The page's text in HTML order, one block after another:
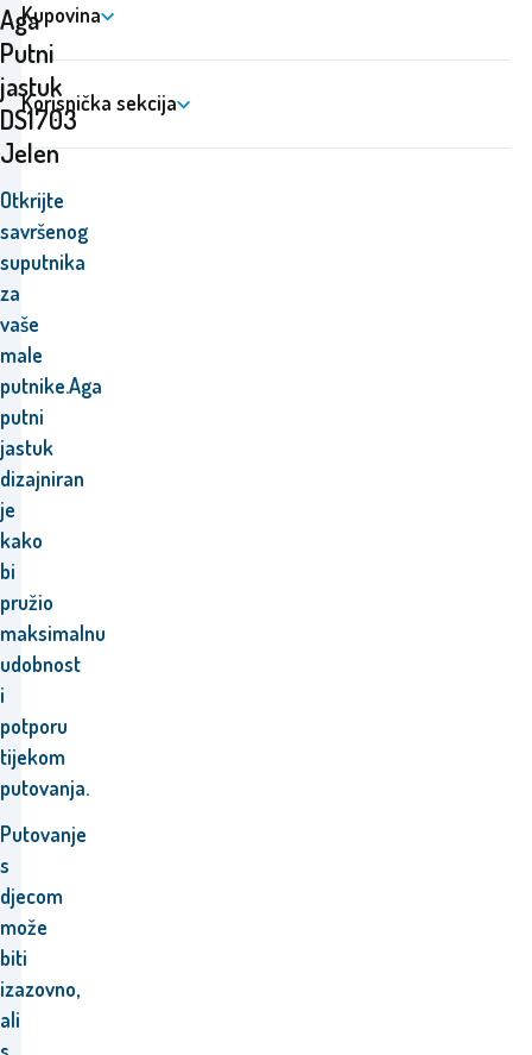
Aga
Putni
jastuk
DS1703
Jelen
Otkrijte
savršenog
suputnika
za
vaše
male
putnike.Aga
putni
jastuk
dizajniran
je
kako
bi
pružio
maksimalnu
udobnost
i
potporu
tijekom
putovanja.
Putovanje
s
djecom
može
biti
izazovno,
ali
Kupovina
Korisnička sekcija